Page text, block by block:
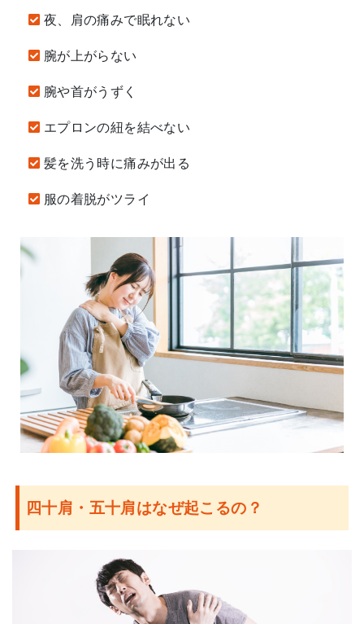
夜、肩の痛みで眠れない
腕が上がらない
腕や首がうずく
エプロンの紐を結べない
髪を洗う時に痛みが出る
服の着脱がツライ
四十肩・五十肩はなぜ起こるの？